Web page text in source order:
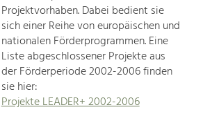
within
our
region
is
extremely
diverse.
Which
Projektvorhaben. Dabei bedient sie
sich einer Reihe von europäischen und
nationalen Förderprogrammen. Eine
Liste abgeschlossener Projekte aus
der Förderperiode 2002-2006 finden
sie hier:
Projekte LEADER+ 2002-2006